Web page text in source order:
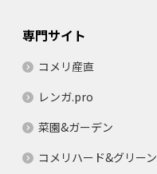
専門サイト
コメリ産直
レンガ.pro
菜園&ガーデン
コメリハード&グリーン